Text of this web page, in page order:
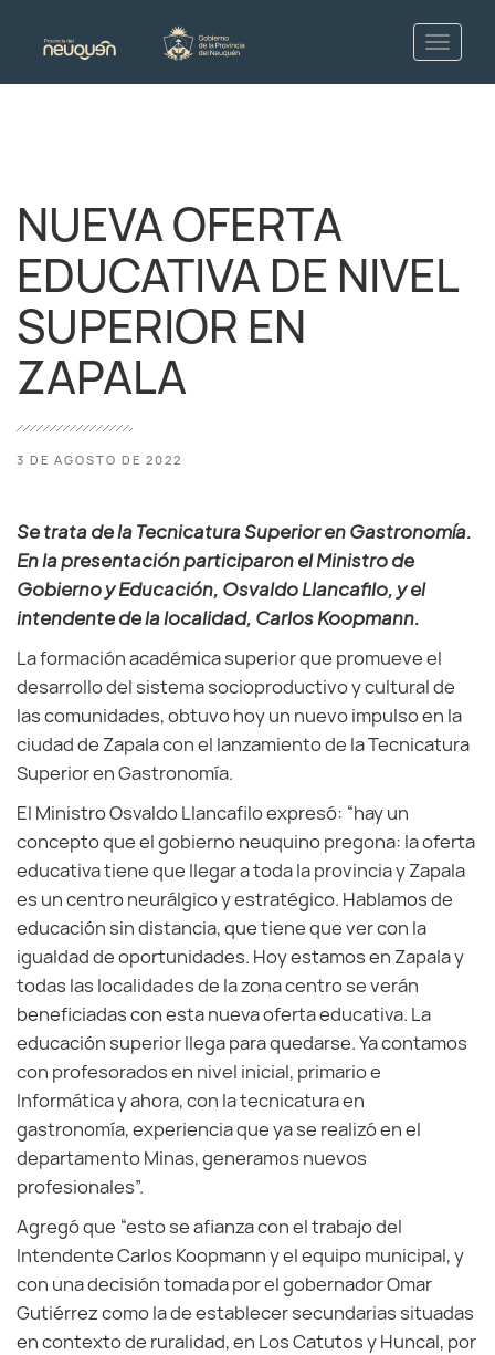
NUEVA OFERTA
EDUCATIVA DE NIVEL
SUPERIOR EN
ZAPALA
3 DE AGOSTO DE 2022
Se trata de la Tecnicatura Superior en Gastronomía.
En la presentación participaron el Ministro de
Gobierno y Educación, Osvaldo Llancafilo, y el
intendente de la localidad, Carlos Koopmann.
La formación académica superior que promueve el
desarrollo del sistema socioproductivo y cultural de
las comunidades, obtuvo hoy un nuevo impulso en la
ciudad de Zapala con el lanzamiento de la Tecnicatura
Superior en Gastronomía.
El Ministro Osvaldo Llancafilo expresó: “hay un
concepto que el gobierno neuquino pregona: la oferta
educativa tiene que llegar a toda la provincia y Zapala
es un centro neurálgico y estratégico. Hablamos de
educación sin distancia, que tiene que ver con la
igualdad de oportunidades. Hoy estamos en Zapala y
todas las localidades de la zona centro se verán
beneficiadas con esta nueva oferta educativa. La
educación superior llega para quedarse. Ya contamos
con profesorados en nivel inicial, primario e
Informática y ahora, con la tecnicatura en
gastronomía, experiencia que ya se realizó en el
departamento Minas, generamos nuevos
profesionales”.
Agregó que “esto se afianza con el trabajo del
Intendente Carlos Koopmann y el equipo municipal, y
con una decisión tomada por el gobernador Omar
Gutiérrez como la de establecer secundarias situadas
en contexto de ruralidad, en Los Catutos y Huncal, por